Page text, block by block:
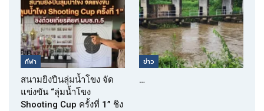
กีฬา
สนามยิงปืนลุ่มน้ำโขง จัด
แข่งขัน “ลุ่มน้ำโขง
Shooting Cup ครั้งที่ 1” ชิง
ข่าว
…